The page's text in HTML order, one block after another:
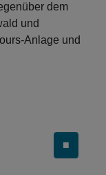
dem
und
Anlage und
■